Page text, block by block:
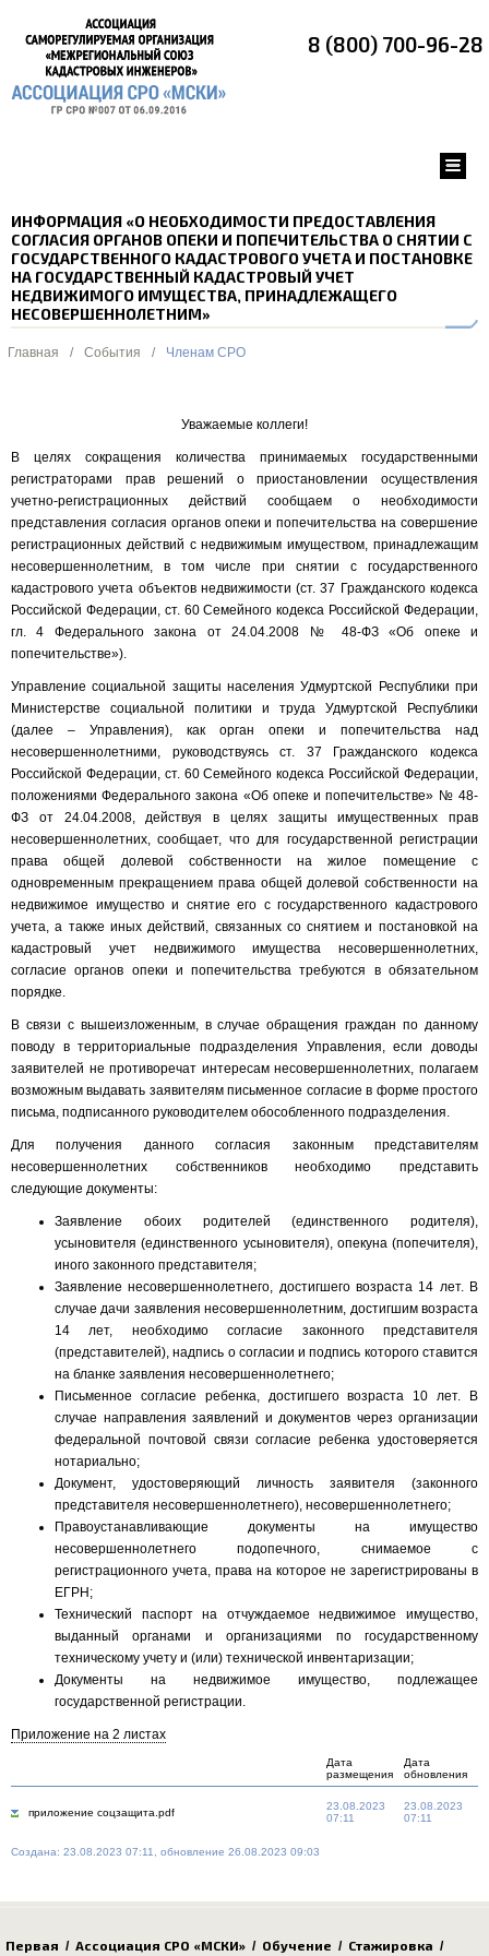
8 (800) 700-96-28
ИНФОРМАЦИЯ «О НЕОБХОДИМОСТИ ПРЕДОСТАВЛЕНИЯ
СОГЛАСИЯ ОРГАНОВ ОПЕКИ И ПОПЕЧИТЕЛЬСТВА О СНЯТИИ С
ГОСУДАРСТВЕННОГО КАДАСТРОВОГО УЧЕТА И ПОСТАНОВКЕ
НА ГОСУДАРСТВЕННЫЙ КАДАСТРОВЫЙ УЧЕТ
НЕДВИЖИМОГО ИМУЩЕСТВА, ПРИНАДЛЕЖАЩЕГО
НЕСОВЕРШЕННОЛЕТНИМ»
Главная / События / Членам СРО
Уважаемые коллеги!
В целях сокращения количества принимаемых государственными
регистраторами прав решений о приостановлении осуществления
учетно-регистрационных действий сообщаем о необходимости
представления согласия органов опеки и попечительства на совершение
регистрационных действий с недвижимым имуществом, принадлежащим
несовершеннолетним, в том числе при снятии с государственного
кадастрового учета объектов недвижимости (ст. 37 Гражданского кодекса
Российской Федерации, ст. 60 Семейного кодекса Российской Федерации,
гл. 4 Федерального закона от 24.04.2008 № 48-ФЗ «Об опеке и
попечительстве»).
Управление социальной защиты населения Удмуртской Республики при
Министерстве социальной политики и труда Удмуртской Республики
(далее – Управления), как орган опеки и попечительства над
несовершеннолетними, руководствуясь ст. 37 Гражданского кодекса
Российской Федерации, ст. 60 Семейного кодекса Российской Федерации,
положениями Федерального закона «Об опеке и попечительстве» № 48-
ФЗ от 24.04.2008, действуя в целях защиты имущественных прав
несовершеннолетних, сообщает, что для государственной регистрации
права общей долевой собственности на жилое помещение с
одновременным прекращением права общей долевой собственности на
недвижимое имущество и снятие его с государственного кадастрового
учета, а также иных действий, связанных со снятием и постановкой на
кадастровый учет недвижимого имущества несовершеннолетних,
согласие органов опеки и попечительства требуются в обязательном
порядке.
В связи с вышеизложенным, в случае обращения граждан по данному
поводу в территориальные подразделения Управления, если доводы
заявителей не противоречат интересам несовершеннолетних, полагаем
возможным выдавать заявителям письменное согласие в форме простого
письма, подписанного руководителем обособленного подразделения.
Для получения данного согласия законным представителям
несовершеннолетних собственников необходимо представить
следующие документы:
Заявление обоих родителей (единственного родителя),
усыновителя (единственного усыновителя), опекуна (попечителя),
иного законного представителя;
Заявление несовершеннолетнего, достигшего возраста 14 лет. В
случае дачи заявления несовершеннолетним, достигшим возраста
14 лет, необходимо согласие законного представителя
(представителей), надпись о согласии и подпись которого ставится
на бланке заявления несовершеннолетнего;
Письменное согласие ребенка, достигшего возраста 10 лет. В
случае направления заявлений и документов через организации
федеральной почтовой связи согласие ребенка удостоверяется
нотариально;
Документ, удостоверяющий личность заявителя (законного
представителя несовершеннолетнего), несовершеннолетнего;
Правоустанавливающие документы на имущество
несовершеннолетнего подопечного, снимаемое с
регистрационного учета, права на которое не зарегистрированы в
ЕГРН;
Технический паспорт на отчуждаемое недвижимое имущество,
выданный органами и организациями по государственному
техническому учету и (или) технической инвентаризации;
Документы на недвижимое имущество, подлежащее
государственной регистрации.
Приложение на 2 листах
Дата
размещения
Дата
обновления
приложение соцзащита.pdf
23.08.2023
07:11
23.08.2023
07:11
Создана: 23.08.2023 07:11, обновление 26.08.2023 09:03
Первая / Ассоциация СРО «МСКИ» / Обучение / Стажировка /